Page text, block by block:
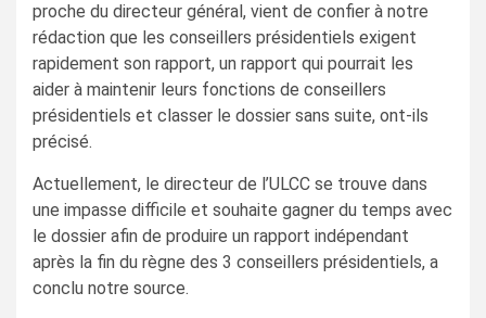
proche du directeur général, vient de confier à notre
rédaction que les conseillers présidentiels exigent
rapidement son rapport, un rapport qui pourrait les
aider à maintenir leurs fonctions de conseillers
présidentiels et classer le dossier sans suite, ont-ils
précisé.
Actuellement, le directeur de l’ULCC se trouve dans
une impasse difficile et souhaite gagner du temps avec
le dossier afin de produire un rapport indépendant
après la fin du règne des 3 conseillers présidentiels, a
conclu notre source.